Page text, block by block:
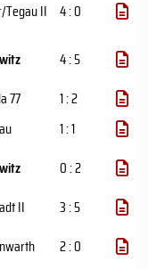
Tegau II 4 : 0
4 : 5
77
1 : 2
1 : 1
0 : 2
II
3 : 5
2 : 0